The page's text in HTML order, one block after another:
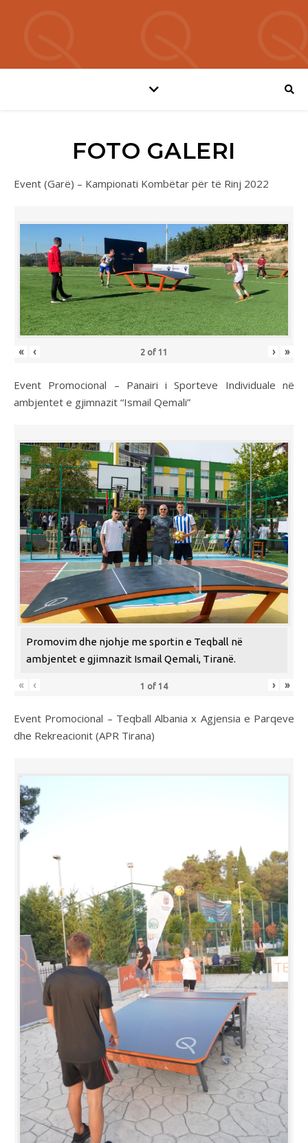
FOTO GALERI
Event (Garë) – Kampionati Kombëtar për të Rinj 2022
« ‹ 2 of 11 › »
Event Promocional – Panairi i Sporteve Individuale në
ambjentet e gjimnazit “Ismail Qemali”
Promovim dhe njohje me sportin e Teqball në
ambjentet e gjimnazit Ismail Qemali, Tiranë.
« ‹ 1 of 14 › »
Event Promocional – Teqball Albania x Agjensia e Parqeve
dhe Rekreacionit (APR Tirana)